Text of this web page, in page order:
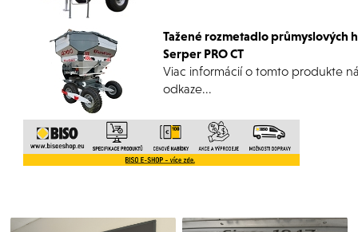
Tažené rozmetadlo průmyslových
Serper PRO CT
Viac informácií o tomto produkte
odkaze...